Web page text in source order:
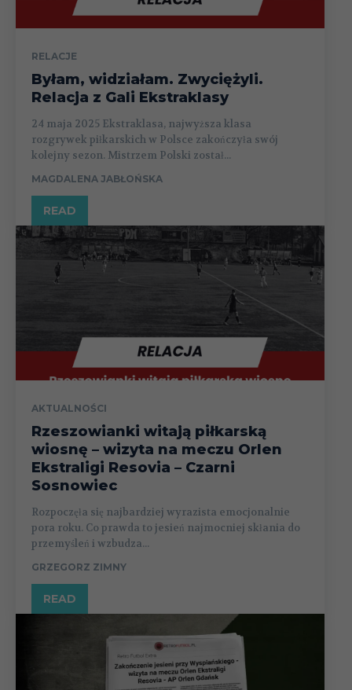
RELACJE
Byłam, widziałam. Zwyciężyli.
Relacja z Gali Ekstraklasy
24 maja 2025 Ekstraklasa, najwyższa klasa
rozgrywek piłkarskich w Polsce zakończyła swój
kolejny sezon. Mistrzem Polski został...
MAGDALENA JABŁOŃSKA
READ
AKTUALNOŚCI
Rzeszowianki witają piłkarską
wiosnę – wizyta na meczu Orlen
Ekstraligi Resovia – Czarni
Sosnowiec
Rozpoczęła się najbardziej wyrazista emocjonalnie
pora roku. Co prawda to jesień najmocniej skłania do
przemyśleń i wzbudza...
GRZEGORZ ZIMNY
READ